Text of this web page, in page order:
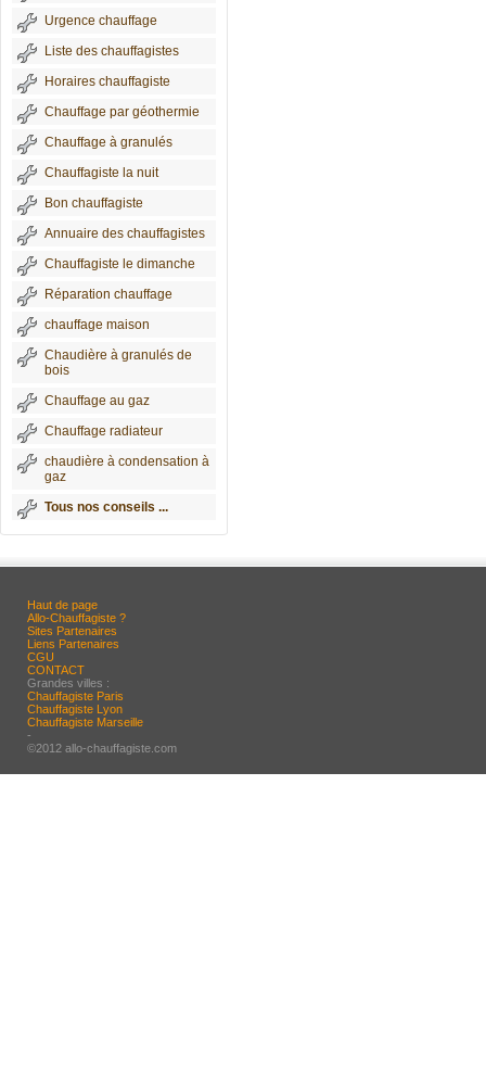
Urgence chauffage
Liste des chauffagistes
Horaires chauffagiste
Chauffage par géothermie
Chauffage à granulés
Chauffagiste la nuit
Bon chauffagiste
Annuaire des chauffagistes
Chauffagiste le dimanche
Réparation chauffage
chauffage maison
Chaudière à granulés de
bois
Chauffage au gaz
Chauffage radiateur
chaudière à condensation à
gaz
Tous nos conseils ...
Haut de page
Allo-Chauffagiste ?
Sites Partenaires
Liens Partenaires
CGU
CONTACT
Grandes villes :
Chauffagiste Paris
Chauffagiste Lyon
Chauffagiste Marseille
-
©2012 allo-chauffagiste.com